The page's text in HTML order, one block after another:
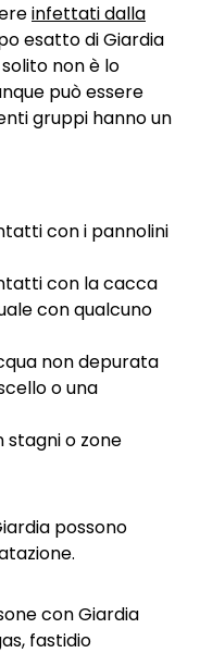
infettati dalla
esatto di Giardia
non è lo
può essere
gruppi hanno un
con i pannolini
con la cacca
con qualcuno
non depurata
o una
stagni o zone
possono
con Giardia
fastidio